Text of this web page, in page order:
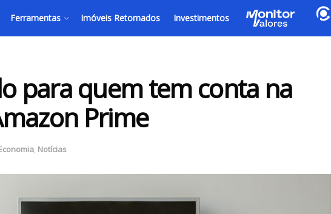
Ferramentas Imóveis Retomados Investimentos
para quem tem conta na
Prime
, Notícias